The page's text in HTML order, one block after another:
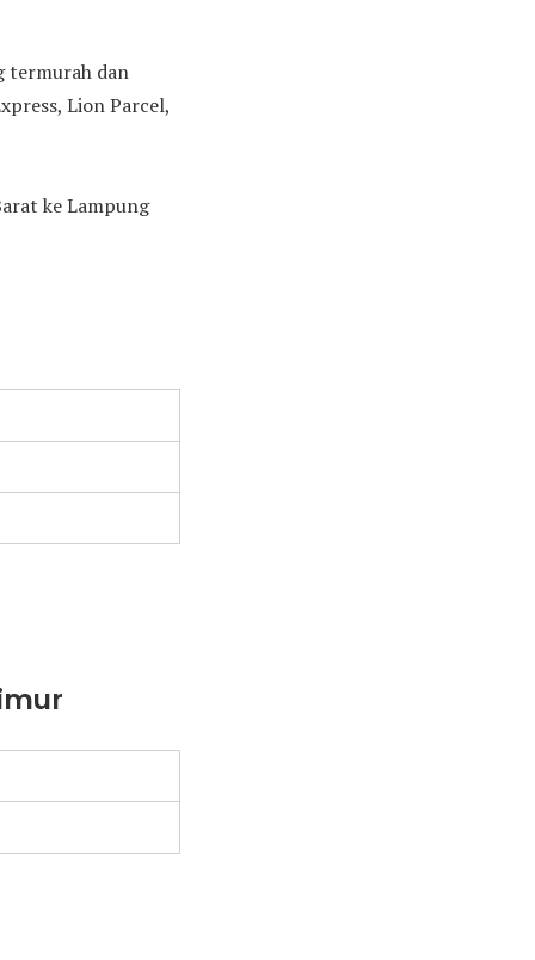
termurah dan
Lion Parcel,
ke Lampung